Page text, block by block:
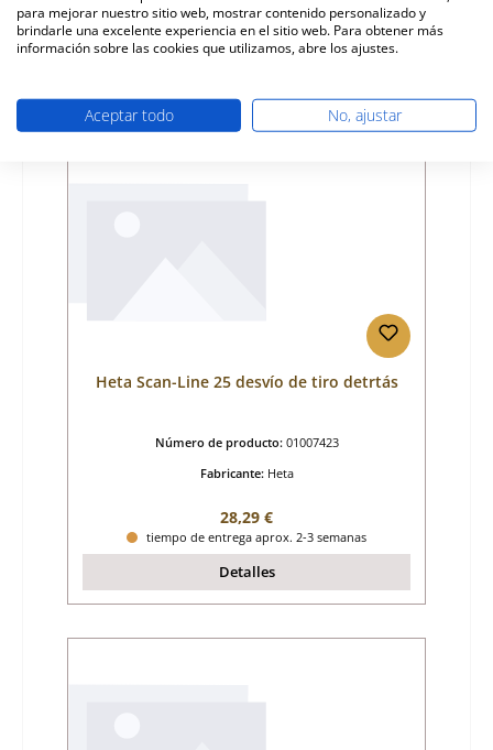
Precio normal:
38,64 €
tiempo de entrega aprox. 2-3 semanas
Heta Scan-Line 25 desvío de tiro detrtás
Número de producto: 01007423
Fabricante: Heta
Precio normal:
28,29 €
tiempo de entrega aprox. 2-3 semanas
Detalles
para mejorar nuestro sitio web, mostrar contenido personalizado y
brindarle una excelente experiencia en el sitio web. Para obtener más
información sobre las cookies que utilizamos, abre los ajustes.
Aceptar todo No, ajustar